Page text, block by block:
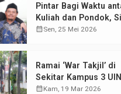
Pintar Bagi Waktu
Kuliah dan Pondok,
Aisyah Sabet Gelar
calendar_monthSen, 25 Mei 2026
Ramai ‘War Takjil’ di
Sekitar Kampus 3 UIN
Walisongo: Mahasiswa
calendar_monthKam, 19 Mar 2026